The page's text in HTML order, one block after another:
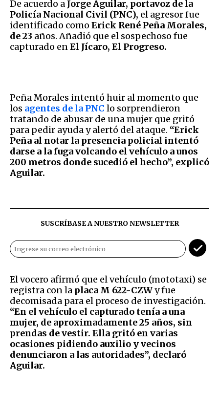
De acuerdo a Jorge Aguilar, portavoz de la
Policía Nacional Civil (PNC), el agresor fue
identificado como Erick René Peña Morales,
de 23 años. Añadió que el sospechoso fue
capturado enEl Jícaro, El Progreso.
Peña Morales intentó huir al momento que
los agentes de la PNC lo sorprendieron
tratando de abusar de una mujer que gritó
para pedir ayuda y alertó del ataque. “Erick
Peña al notar la presencia policial intentó
darse a la fuga volcando el vehículo a unos
200 metros donde sucedió el hecho”, explicó
Aguilar.
SUSCRÍBASE A NUESTRO NEWSLETTER
El vocero afirmó que el vehículo (mototaxi) se
registra con la placa M 622-CZWy fue
decomisada para el proceso de investigación.
“En el vehículo el capturado tenía a una
mujer, de aproximadamente 25 años, sin
prendas de vestir. Ella gritó en varias
ocasiones pidiendo auxilio y vecinos
denunciaron a las autoridades”, declaró
Aguilar.